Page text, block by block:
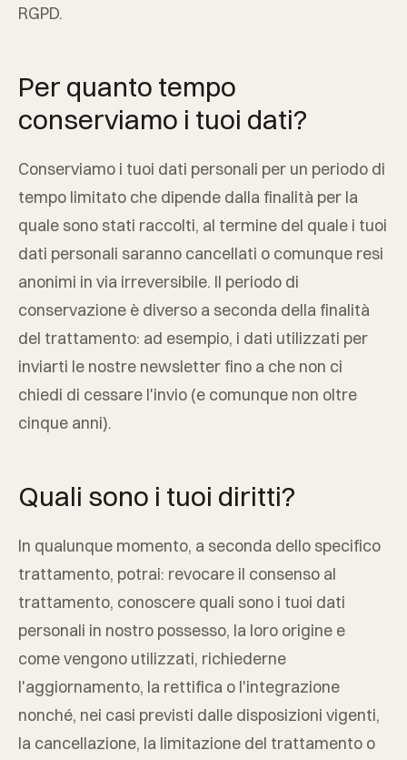
RGPD.
Per quanto tempo
conserviamo i tuoi dati?
Conserviamo i tuoi dati personali per un periodo di
tempo limitato che dipende dalla finalità per la
quale sono stati raccolti, al termine del quale i tuoi
dati personali saranno cancellati o comunque resi
anonimi in via irreversibile. Il periodo di
conservazione è diverso a seconda della finalità
del trattamento: ad esempio, i dati utilizzati per
inviarti le nostre newsletter fino a che non ci
chiedi di cessare l'invio (e comunque non oltre
cinque anni).
Quali sono i tuoi diritti?
In qualunque momento, a seconda dello specifico
trattamento, potrai: revocare il consenso al
trattamento, conoscere quali sono i tuoi dati
personali in nostro possesso, la loro origine e
come vengono utilizzati, richiederne
l'aggiornamento, la rettifica o l'integrazione
nonché, nei casi previsti dalle disposizioni vigenti,
la cancellazione, la limitazione del trattamento o